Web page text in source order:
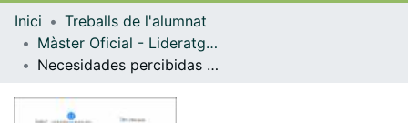
Navega per tot el DD
Com publicar
Inici
Treballs de l'alumnat
Màster Oficial - Lideratge i Gestió dels Serveis d'Infermeria
Necesidades percibidas por las famílias de los pacientes hospitalizados en Psiquiatría Infanto-Juvenil